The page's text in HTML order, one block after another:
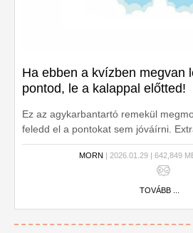
Ha ebben a kvízben megvan
pontod, le a kalappal előtted!
Ez az agykarbantartó remekül
feledd el a pontokat sem jóváírni.
használd a napi kvízlevelet!
MORN | 2026.01.29 | 642,849
TOVÁBB ...